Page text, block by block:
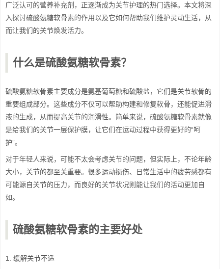
广泛认可的营养补充剂，正逐渐成为关节护理的热门选择。本文将深
入探讨硫酸氨糖软骨素的作用以及它如何帮助我们维护灵动生活，从
而让我们的关节焕发活力。
什么是硫酸氨糖软骨素？
硫酸氨糖软骨素主要成分是氨基葡萄糖和硫酸盐，它们是关节软骨的
重要组成部分。这些成分不仅可以帮助构建和修复软骨，还能促进滑
液的生成，从而提高关节的润滑性。简单来说，硫酸氨糖软骨素就像
是给我们的关节一层保护膜，让它们在运动过程中获得更好的“呵
护”。
对于年轻人来说，可能不太会考虑关节的问题，但实际上，不论年龄
大小，关节的都至关重要。很多运动损伤、日常生活中的疲劳感都有
可能源自关节的压力，而良好的关节状况则能让我们的活动更加自
如。
硫酸氨糖软骨素的主要好处
1. 缓解关节不适